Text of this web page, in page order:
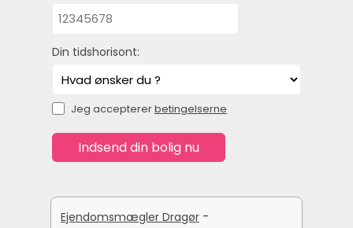
Din tidshorisont:
Jeg acceptererbetingelserne
Ejendomsmægler Dragør -